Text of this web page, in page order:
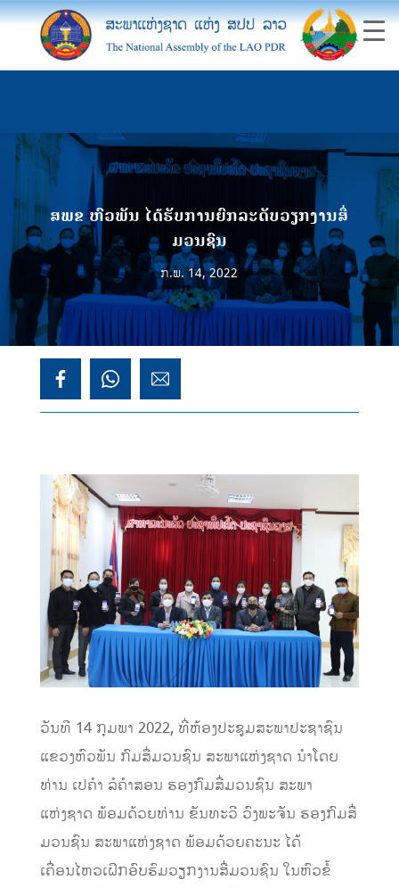
ສພຂ ຫົວພັນ ໄດ້ຮັບການຍົກລະດັບວຽກງານສື່
ມວນຊົນ
ກ.ພ. 14, 2022
ວັນທີ 14 ກຸມພາ 2022, ທີ່ຫ້ອງປະຊູມສະພາປະຊາຊົນ
ແຂວງຫົວພັນ ກົມສື່ມວນຊົນ ສະພາແຫ່ງຊາດ ນຳໂດຍ
ທ່ານ ເປຄຳ ລໍຄຳສອນ ຮອງກົມສື່ມວນຊົນ ສະພາ
ແຫ່ງຊາດ ພ້ອມດ້ວຍທ່ານ ຂັນທະວີ ວົງພະຈັນ ຮອງກົມສື່
ມວນຊົນ ສະພາແຫ່ງຊາດ ພ້ອມດ້ວຍຄະນະ ໄດ້
ເຄື່ອນໄຫວເຝິກອົບຮົມວຽກງານສື່ມວນຊົນ ໃນຫົວຂໍ້